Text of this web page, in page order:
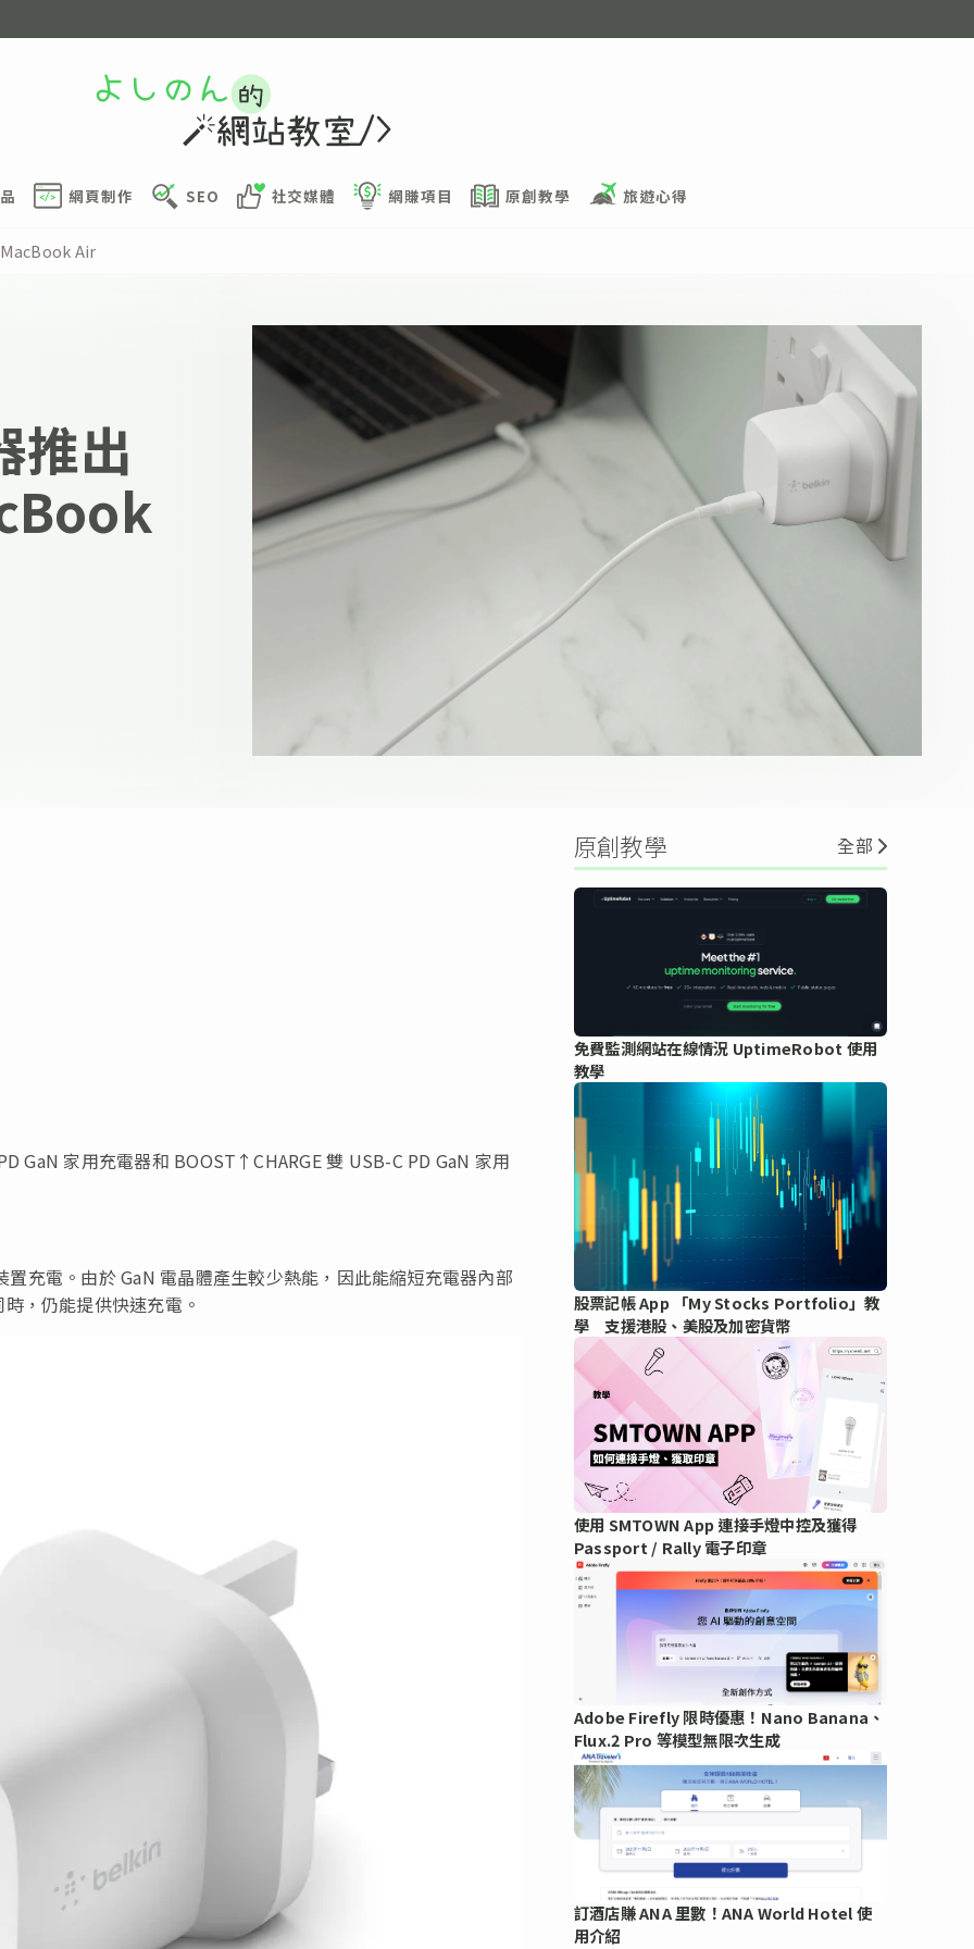
網頁制作 SEO 社交媒體 網賺項目 原創教學 旅遊心得
Air
推出
GaN 家用充電器和 BOOST↑CHARGE 雙 USB-C PD GaN 家用
充電。由於 GaN 電晶體產生較少熱能，因此能縮短充電器內部
，仍能提供快速充電。
原創教學 全部
免費監測網站在線情況 UptimeRobot 使用
教學
股票記帳 App 「My Stocks Portfolio」教
學 支援港股、美股及加密貨幣
使用 SMTOWN App 連接手燈中控及獲得
Passport / Rally 電子印章
Adobe Firefly 限時優惠！Nano Banana、
Flux.2 Pro 等模型無限次生成
訂酒店賺 ANA 里數！ANA World Hotel 使
用介紹